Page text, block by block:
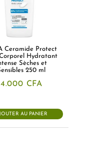
Ceramide Protect
Hydratant
Sèches et
250 ml
4.000 CFA
AU PANIER